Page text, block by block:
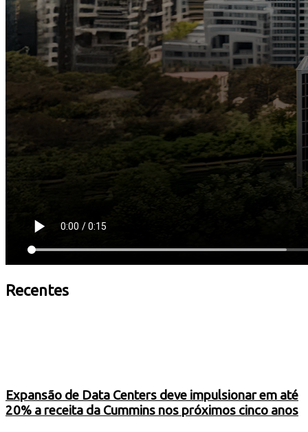
Recentes
Expansão de Data Centers deve impulsionar em até
20% a receita da Cummins nos próximos cinco anos